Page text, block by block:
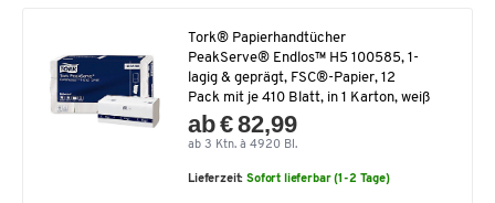
Tork® Papierhandtücher
PeakServe® Endlos™ H5 100585, 1-
lagig & geprägt, FSC®-Papier, 12
Pack mit je 410 Blatt, in 1 Karton, weiß
ab € 82,99
ab 3 Ktn. à 4920 Bl.
Lieferzeit:Sofort lieferbar (1-2 Tage)